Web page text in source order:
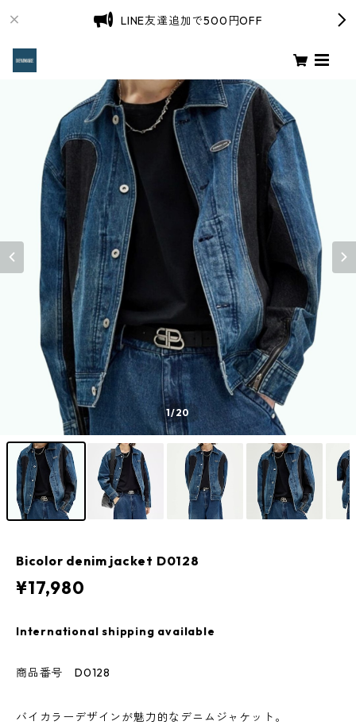
LINE友達追加で500円OFF
1/20
Bicolor denim jacket D0128
¥17,980
International shipping available
商品番号 D0128
バイカラーデザインが魅力的なデニムジャケット。